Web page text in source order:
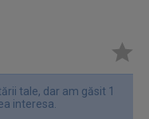
tale, dar am găsit 1
interesa.